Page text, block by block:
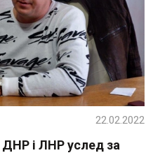
і ЛНР услед за
22.02.2022